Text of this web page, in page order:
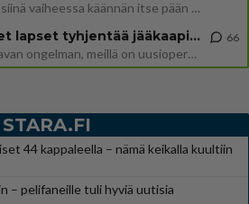
Mutta mies vain tuijottaa, siinä vaiheessa käännän itse pään pois. Mikä juttu? Yleensä jos joku tuijottaa tai katsoo, hä
Uusioperheen aikuiset lapset tyhjentää jääkaapin käydessään
Miten selvittäisitte seuraavan ongelman, meillä on uusioperhe, minulla teini-ikäiset lapset ja puolisolla aikuiset, jotk
66
STARA.FI
44 kappaleella – nämä keikalla kuultiin
– pelifaneille tuli hyviä uutisia